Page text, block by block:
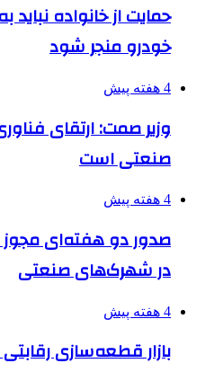
حمایت از خانواده نباید
خودرو منجر شود
4 هفته پیش
وزیر صمت: ارتقای
صنعتی است
4 هفته پیش
صدور دو هفته‌ای
در شهرک‌های صنعتی
4 هفته پیش